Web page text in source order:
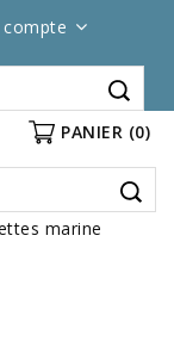
PANIER (0)
marine